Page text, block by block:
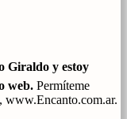
Giraldo y estoy
web. Permíteme
www.Encanto.com.ar.